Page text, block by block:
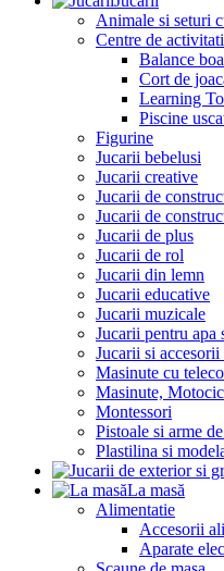
Animale si seturi
Centre de activitati
Balance
Cort de
Learning
Piscine
Figurine
Jucarii bebelusi
Jucarii creative
Jucarii de
Jucarii de
Jucarii de plus
Jucarii de rol
Jucarii din lemn
Jucarii educative
Jucarii muzicale
Jucarii pentru apa
Jucarii si accesorii
Masinute cu
Masinute,
Montessori
Pistoale si arme
Plastilina si
La masă
Alimentatie
Accesorii
Aparate